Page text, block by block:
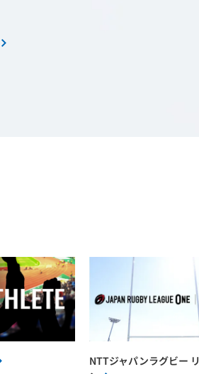
NTTジャパンラグビー